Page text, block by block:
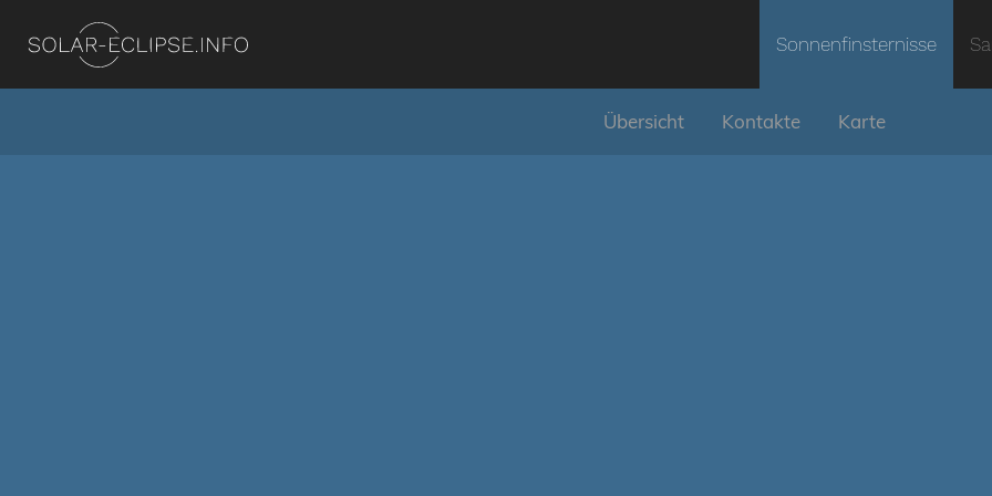
Sonnenfinsternisse
Übersicht Kontakte Karte